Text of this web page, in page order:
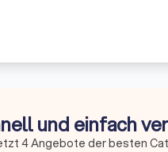
und einfach
4 Angebote der besten